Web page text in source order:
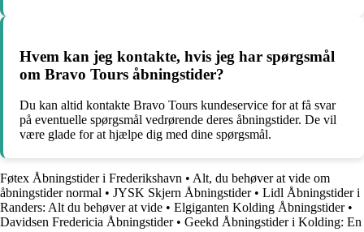
Hvem kan jeg kontakte, hvis jeg har spørgsmål
om Bravo Tours åbningstider?
Du kan altid kontakte Bravo Tours kundeservice for at få svar
på eventuelle spørgsmål vedrørende deres åbningstider. De vil
være glade for at hjælpe dig med dine spørgsmål.
Føtex Åbningstider i Frederikshavn • Alt, du behøver at vide om
åbningstider normal • JYSK Skjern Åbningstider• Lidl Åbningstider i
Randers: Alt du behøver at vide • Elgiganten Kolding Åbningstider•
Davidsen Fredericia Åbningstider• Geekd Åbningstider i Kolding: En